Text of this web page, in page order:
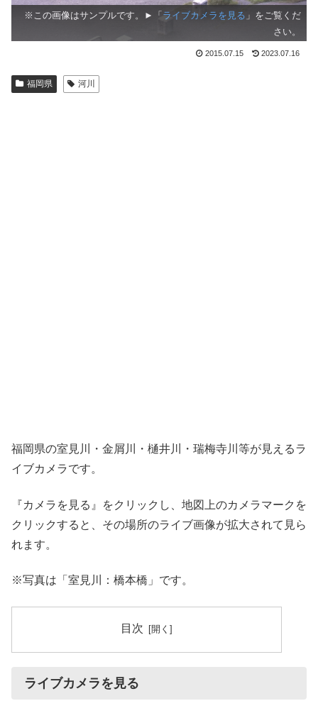
※この画像はサンプルです。►「ライブカメラを見る 」をご覧くだ
さい。
2015.07.15 2023.07.16
福岡県 河川
福岡県の室見川・金屑川・樋井川・瑞梅寺川等が見えるラ
イブカメラです。
『カメラを見る』をクリックし、地図上のカメラマークを
クリックすると、その場所のライブ画像が拡大されて見ら
れます。
※写真は「室見川：橋本橋」です。
目次
ライブカメラを見る